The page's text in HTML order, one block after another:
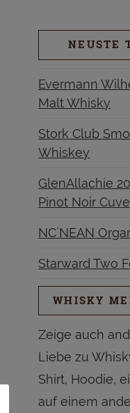
NEUSTE
Evermann
Malt Whisky
Stork Club
Whiskey
GlenAllachie
Pinot Noir
NC´NEAN
Starward Two
WHISKY
Zeige auch
Liebe zu
Shirt, Hoodie,
auf einem